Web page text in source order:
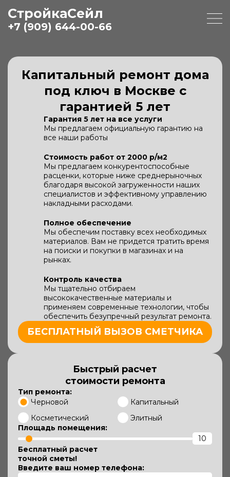
СтройкаСейл
+7 (909) 644-00-66
Капитальный ремонт дома
под ключ в Москве с
гарантией 5 лет
Гарантия 5 лет на все услуги
Мы предлагаем официальную гарантию на
все наши работы
Стоимость работ от 2000 р/м2
Мы предлагаем конкурентоспособные
расценки, которые ниже среднерыночных
благодаря высокой загруженности наших
специалистов и эффективному управлению
накладными расходами.
Полное обеспечение
Мы обеспечим поставку всех необходимых
материалов. Вам не придется тратить время
на поиски и покупки в магазинах и на
рынках.
Контроль качества
Мы тщательно отбираем
высококачественные материалы и
применяем современные технологии, чтобы
обеспечить безупречный результат ремонта.
БЕСПЛАТНЫЙ ВЫЗОВ СМЕТЧИКА
Быстрый расчет
стоимости ремонта
Тип ремонта:
Черновой
Капитальный
Косметический
Элитный
Площадь помещения:
Бесплатный расчет
точной сметы!
Введите ваш номер телефона: